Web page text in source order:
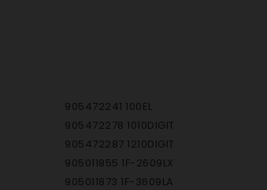
905472241 100EL
905472278 1010DIGIT
905472287 1210DIGIT
905011855 1F-2609LX
905011873 1F-3609LA